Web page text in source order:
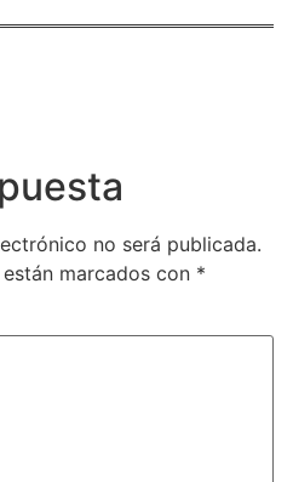
no será publicada.
marcados con *